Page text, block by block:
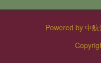
Powered by 中航